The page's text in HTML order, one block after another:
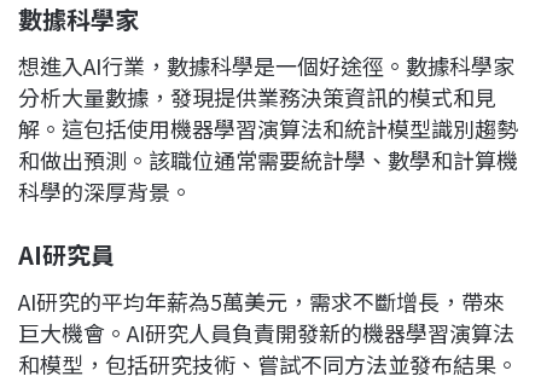
數據科學家
想進入AI行業，數據科學是一個好途徑。數據科學家
分析大量數據，發現提供業務決策資訊的模式和見
解。這包括使用機器學習演算法和統計模型識別趨勢
和做出預測。該職位通常需要統計學、數學和計算機
科學的深厚背景。
AI研究員
AI研究的平均年薪為5萬美元，需求不斷增長，帶來
巨大機會。AI研究人員負責開發新的機器學習演算法
和模型，包括研究技術、嘗試不同方法並發布結果。